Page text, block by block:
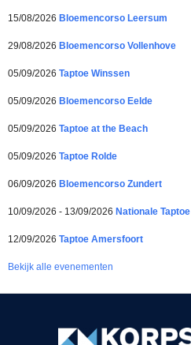
15/08/2026 Bloemencorso Leersum
29/08/2026 Bloemencorso Vollenhove
05/09/2026 Taptoe Winssen
05/09/2026 Bloemencorso Eelde
05/09/2026 Taptoe at the Beach
05/09/2026 Taptoe Rolde
06/09/2026 Bloemencorso Zundert
10/09/2026 - 13/09/2026 Nationale Taptoe
12/09/2026 Taptoe Amersfoort
Bekijk alle evenementen